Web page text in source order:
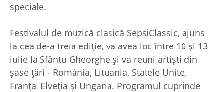
speciale.
Festivalul de muzică clasică SepsiClassic, ajuns
la cea de-a treia ediţie, va avea loc între 10 şi 13
iulie la Sfântu Gheorghe şi va reuni artişti din
şase ţări - România, Lituania, Statele Unite,
Franţa, Elveţia şi Ungaria. Programul cuprinde